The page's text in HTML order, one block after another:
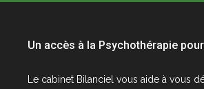
Un accès à la Psychothérapie
Le cabinet Bilanciel vous aide à vous